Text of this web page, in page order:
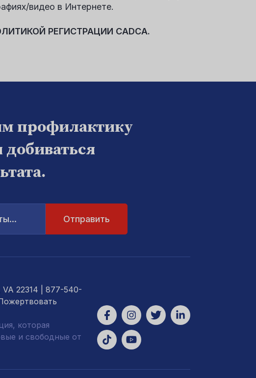
видео в Интернете.
РЕГИСТРАЦИИ CADCA.
профилактику
добиваться
22314 | 877-540-
которая
и свободные от